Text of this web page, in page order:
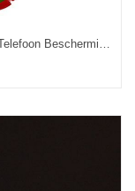
Sony Xperia E5 Hoesje Hanger Hard Mobiele Telefoon Bescherming Rood Kopen